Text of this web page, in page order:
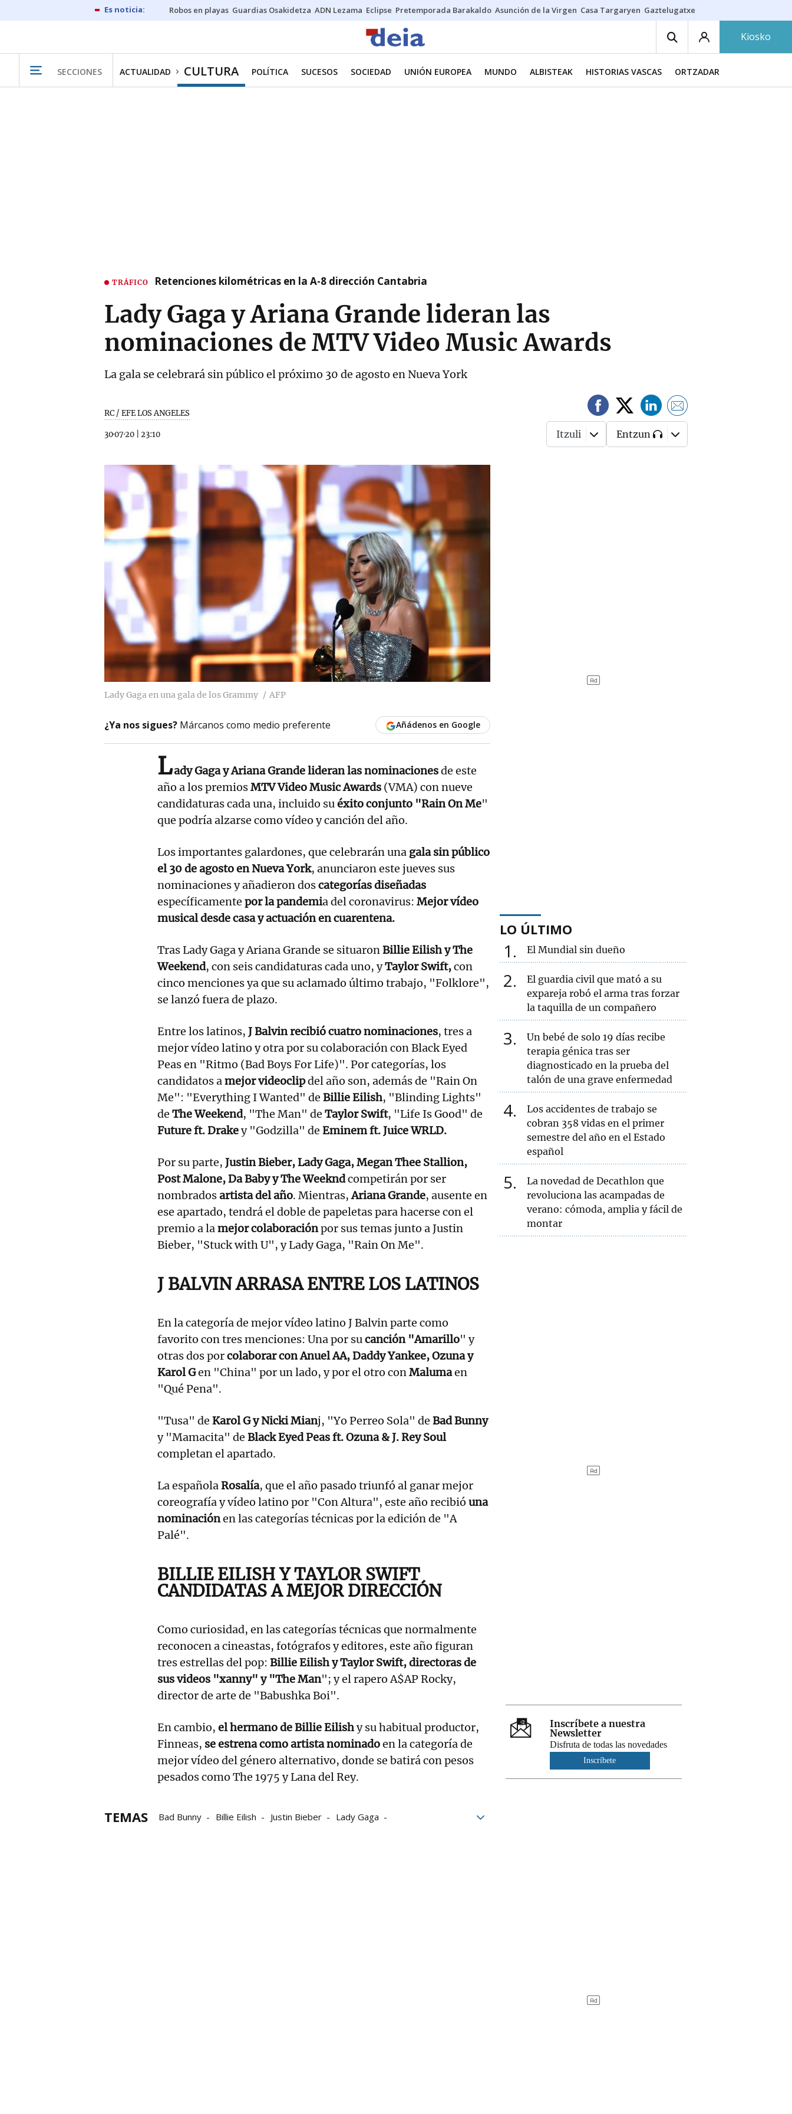
Robos en playas Guardias Osakidetza ADN Lezama Eclipse Pretemporada Barakaldo Asunción de la Virgen Casa Targaryen Gaztelugatxe
Kiosko
SECCIONES ACTUALIDAD CULTURA POLÍTICA SUCESOS SOCIEDAD UNIÓN EUROPEA MUNDO ALBISTEAK HISTORIAS VASCAS ORTZADAR
TRÁFICO Retenciones kilométricas en la A-8 dirección Cantabria
Lady Gaga y Ariana Grande lideran las
nominaciones de MTV Video Music Awards
La gala se celebrará sin público el próximo 30 de agosto en Nueva York
RC / EFE LOS ANGELES
30·07·20 23:10 Itzuli Entzun
Lady Gaga en una gala de los Grammy AFP
¿Ya nos sigues? Márcanos como medio preferente Añádenos en Google
Lady Gaga y Ariana Grande lideran las nominacionesde este
año a los premiosMTV Video Music Awards (VMA) con nueve
candidaturas cada una, incluido suéxito conjunto "Rain On Me"
que podría alzarse como vídeo y canción del año.
Los importantes galardones, que celebrarán una gala sin público
el 30 de agosto en Nueva York, anunciaron este jueves sus
nominaciones y añadieron doscategorías diseñadas
específicamente por la pandemia del coronavirus: Mejor vídeo
musical desde casa y actuación en cuarentena.
Tras Lady Gaga y Ariana Grande se situaronBillie Eilish y The
Weekend, con seis candidaturas cada uno, yTaylor Swift,con
cinco menciones ya que su aclamado último trabajo, "Folklore",
se lanzó fuera de plazo.
Entre los latinos, J Balvin recibió cuatro nominaciones, tres a
mejor vídeo latino y otra por su colaboración con Black Eyed
Peas en "Ritmo (Bad Boys For Life)". Por categorías, los
candidatos amejor videoclipdel año son, además de "Rain On
Me": "Everything I Wanted" de Billie Eilish, "Blinding Lights"
de The Weekend, "The Man" de Taylor Swift, "Life Is Good" de
Future ft. Drakey "Godzilla" de Eminem ft. Juice WRLD.
Por su parte, Justin Bieber, Lady Gaga, Megan Thee Stallion,
Post Malone, Da Baby y The Weekndcompetirán por ser
nombradosartista del año. Mientras,Ariana Grande, ausente en
ese apartado, tendrá el doble de papeletas para hacerse con el
premio a lamejor colaboraciónpor sus temas junto a Justin
Bieber, "Stuck with U", y Lady Gaga, "Rain On Me".
J BALVIN ARRASA ENTRE LOS LATINOS
En la categoría de mejor vídeo latino J Balvin parte como
favorito con tres menciones: Una por sucanción "Amarillo" y
otras dos porcolaborar con Anuel AA, Daddy Yankee, Ozuna y
Karol Gen "China" por un lado, y por el otro conMalumaen
"Qué Pena".
"Tusa" de Karol G y Nicki Mianj, "Yo Perreo Sola" de Bad Bunny
y "Mamacita" de Black Eyed Peas ft. Ozuna & J. Rey Soul
completan el apartado.
La españolaRosalía, que el año pasado triunfó al ganar mejor
coreografía y vídeo latino por "Con Altura", este año recibió una
nominaciónen las categorías técnicas por la edición de "A
Palé".
BILLIE EILISH Y TAYLOR SWIFT
CANDIDATAS A MEJOR DIRECCIÓN
Como curiosidad, en las categorías técnicas que normalmente
reconocen a cineastas, fotógrafos y editores, este año figuran
tres estrellas del pop: Billie Eilish y Taylor Swift, directoras de
sus videos "xanny" y "The Man"; y el rapero A$AP Rocky,
director de arte de "Babushka Boi".
En cambio, el hermano de Billie Eilishy su habitual productor,
Finneas, se estrena como artista nominadoen la categoría de
mejor vídeo del género alternativo, donde se batirá con pesos
pesados como The 1975 y Lana del Rey.
TEMAS Bad Bunny Billie Eilish Justin Bieber
Lady Gaga
LO ÚLTIMO
1 El Mundial sin dueño
2
El guardia civil que mató a su
expareja robó el arma tras forzar
la taquilla de un compañero
3
Un bebé de solo 19 días recibe
terapia génica tras ser
diagnosticado en la prueba del
talón de una grave enfermedad
4
Los accidentes de trabajo se
cobran 358 vidas en el primer
semestre del año en el Estado
español
5
La novedad de Decathlon que
revoluciona las acampadas de
verano: cómoda, amplia y fácil de
montar
Inscríbete a nuestra
Newsletter
Disfruta de todas las novedades
Inscríbete